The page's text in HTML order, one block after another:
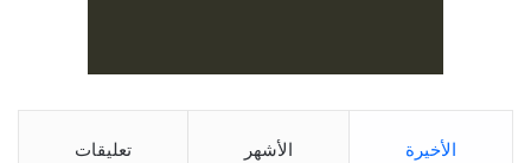
الأخيرة الأشهر تعليقات